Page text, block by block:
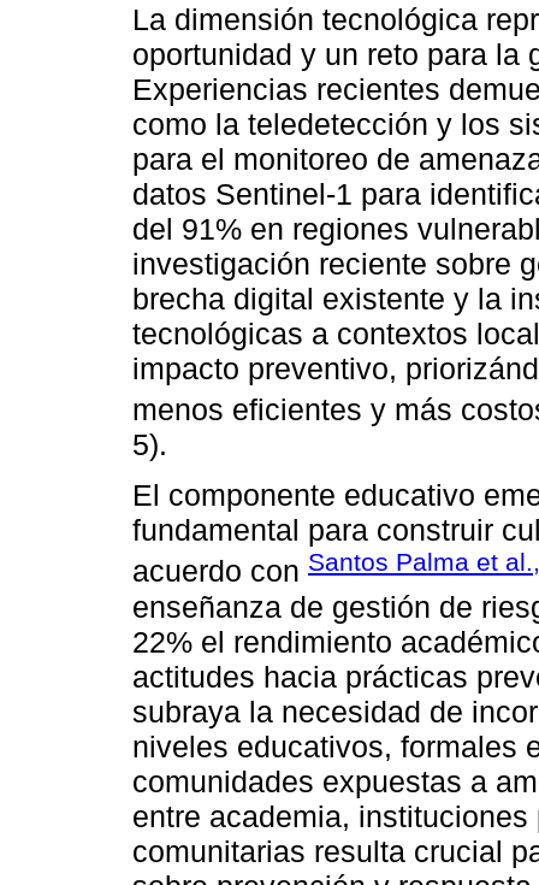
La dimensión tecnológica
oportunidad y un reto para la
Experiencias recientes
como la teledetección y los
para el monitoreo de
datos Sentinel-1 para
del 91% en regiones
investigación reciente sobre
brecha digital existente y la
tecnológicas a contextos
impacto preventivo,
menos eficientes y más
5).
El componente educativo
fundamental para construir
acuerdo con Santos Palma et
enseñanza de gestión de
22% el rendimiento
actitudes hacia prácticas
subraya la necesidad de
niveles educativos, formales
comunidades expuestas a
entre academia,
comunitarias resulta crucial